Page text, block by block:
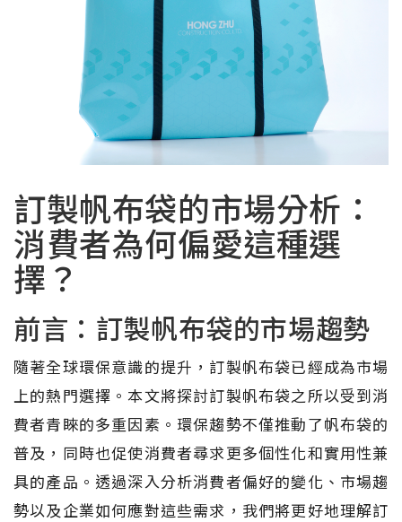
訂製帆布袋的市場分析：
消費者為何偏愛這種選
擇？
前言：訂製帆布袋的市場趨勢
隨著全球環保意識的提升，訂製帆布袋已經成為市場
上的熱門選擇。本文將探討訂製帆布袋之所以受到消
費者青睞的多重因素。環保趨勢不僅推動了帆布袋的
普及，同時也促使消費者尋求更多個性化和實用性兼
具的產品。透過深入分析消費者偏好的變化、市場趨
勢以及企業如何應對這些需求，我們將更好地理解訂